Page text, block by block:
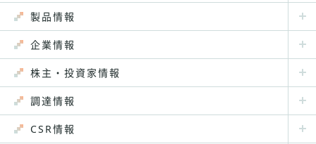
製品情報
企業情報
株主・投資家情報
調達情報
CSR情報